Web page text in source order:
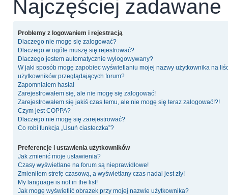
Najczęściej zadawane
Problemy z logowaniem i rejestracją
Dlaczego nie mogę się zalogować?
Dlaczego w ogóle muszę się rejestrować?
Dlaczego jestem automatycznie wylogowywany?
W jaki sposób mogę zapobiec wyświetlaniu mojej nazwy użytkownika na
użytkowników przeglądających forum?
Zapomniałem hasła!
Zarejestrowałem się, ale nie mogę się zalogować!
Zarejestrowałem się jakiś czas temu, ale nie mogę się teraz zalogować!?!
Czym jest COPPA?
Dlaczego nie mogę się zarejestrować?
Co robi funkcja „Usuń ciasteczka”?
Preferencje i ustawienia użytkowników
Jak zmienić moje ustawienia?
Czasy wyświetlane na forum są nieprawidłowe!
Zmieniłem strefę czasową, a wyświetlany czas nadal jest zły!
My language is not in the list!
Jak mogę wyświetlić obrazek przy mojej nazwie użytkownika?